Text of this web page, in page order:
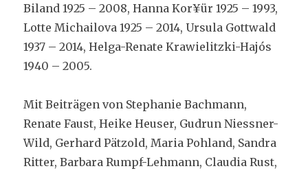
Biland 1925 – 2008, Hanna Kor¥ür 1925 – 1993,
Lotte Michailova 1925 – 2014, Ursula Gottwald
1937 – 2014, Helga-Renate Krawielitzki-Hajós
1940 – 2005.
Mit Beiträgen von Stephanie Bachmann,
Renate Faust, Heike Heuser, Gudrun Niessner-
Wild, Gerhard Pätzold, Maria Pohland, Sandra
Ritter, Barbara Rumpf-Lehmann, Claudia Rust,